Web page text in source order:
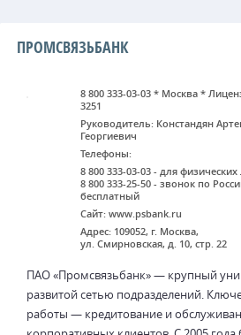
ПРОМСВЯЗЬБАНК
8 800 333-03-03 * Москва *
3251
Руководитель: Констандян
Георгиевич
Телефоны:
8 800 333-03-03 - для
8 800 333-25-50 - звонок по
бесплатный
Сайт: www.psbank.ru
Адрес: 109052, г. Москва,
ул. Смирновская, д. 10, стр. 22
ПАО «Промсвязьбанк» — крупный
развитой сетью подразделений.
работы — кредитование и